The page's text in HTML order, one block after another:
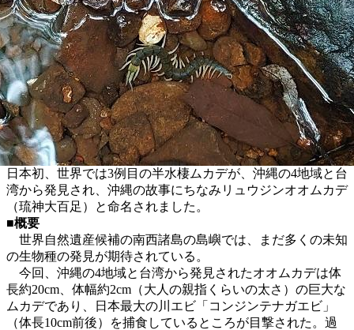
日本初、世界では3例目の半水棲ムカデが、沖縄の4地域と台
湾から発見され、沖縄の故事にちなみリュウジンオオムカデ
（琉神大百足）と命名されました。
■概要
世界自然遺産候補の南西諸島の島嶼では、まだ多くの未知
の生物種の発見が期待されている。
今回、沖縄の4地域と台湾から発見されたオオムカデは体
長約20cm、体幅約2cm（大人の親指くらいの太さ）の巨大な
ムカデであり、日本最大の川エビ「コンジンテナガエビ」
（体長10cm前後）を捕食しているところが目撃された。過